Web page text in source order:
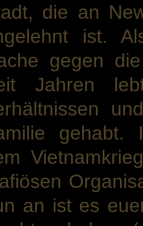
die an
ist.
gegen
Jahren
gehabt.
an ist es